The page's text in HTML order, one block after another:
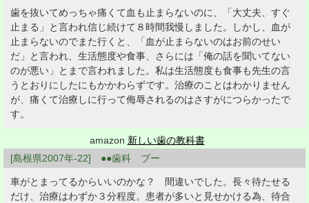
歯を抜いてめっちゃ痛くて血も止まらないのに、「大丈夫、すぐ
止まる」と言われ信じ続けて８時間我慢しました。しかし、血が
止まらないのでまた行くと、「血が止まらないのはお前のせい
だ」と言われ、生活態度や食事、さらには「俺の話を聞いてない
のが悪い」とまで言われました。私は生活態度も食事も先生の言
うとおりにしたにもかかわらずです。治療のことはわかりません
が、痛くて治療しに行って侮辱されるのはさすがにつらかったで
す。
amazon 新しい歯の教科書
[島根県2007年-22] ●●歯科 ブー
車がとまってるからいいのかな？ 間違いでした。長々待たせる
だけ、治療はわずか３分程度。患者が多いと見せかける為、待合